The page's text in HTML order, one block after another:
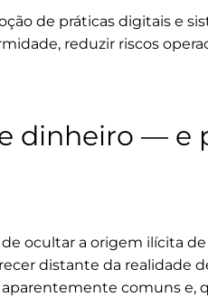
de práticas digitais e
reduzir riscos
dinheiro — e
ocultar a origem ilícita
distante da realidade
comuns e,